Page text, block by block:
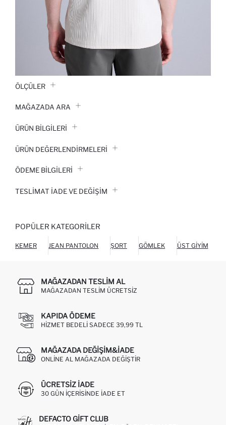
ÖLÇÜLER
MAĞAZADA ARA
ÜRÜN BILGILERI
ÜRÜN DEĞERLENDİRMELERİ
ÖDEME BİLGİLERİ
TESLIMAT İADE VE DEĞIŞIM
POPÜLER KATEGORILER
KEMER JEAN PANTOLON ŞORT GÖMLEK ÜST GIYIM
MAĞAZADAN TESLIM AL
MAĞAZADAN TESLIM ÜCRETSIZ
KAPIDA ÖDEME
HIZMET BEDELI SADECE 39,99 TL
MAĞAZADA DEĞIŞIM&İADE
ONLINE AL MAĞAZADA DEĞIŞTIR
ÜCRETSIZ IADE
30 GÜN IÇERISINDE IADE ET
DEFACTO GIFT CLUB